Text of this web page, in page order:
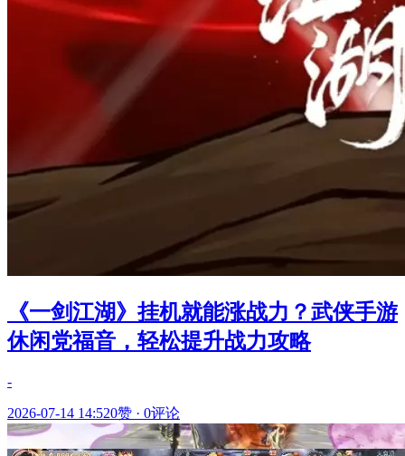
《一剑江湖》挂机就能涨战力？武侠手游
休闲党福音，轻松提升战力攻略
-
2026-07-14 14:520赞 · 0评论